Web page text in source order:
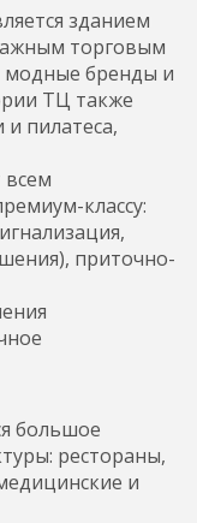
зданием
торговым
модные бренды и
ТЦ также
и пилатеса,
классу:
приточно-
большое
рестораны,
и